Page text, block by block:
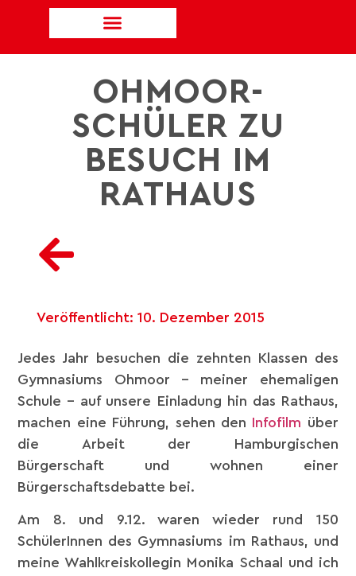
OHMOOR-
SCHÜLER ZU
BESUCH IM
RATHAUS
Veröffentlicht: 10. Dezember 2015
Jedes Jahr besuchen die zehnten Klassen des
Gymnasiums Ohmoor – meiner ehemaligen
Schule – auf unsere Einladung hin das Rathaus,
machen eine Führung, sehen den Infofilm über
die Arbeit der Hamburgischen
Bürgerschaft und wohnen einer
Bürgerschaftsdebatte bei.
Am 8. und 9.12. waren wieder rund 150
SchülerInnen des Gymnasiums im Rathaus, und
meine Wahlkreiskollegin Monika Schaal und ich